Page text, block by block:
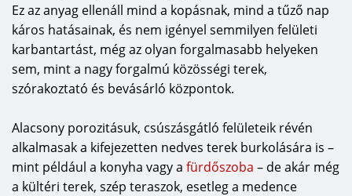
Ez az anyag ellenáll mind a kopásnak, mind a tűző nap
káros hatásainak, és nem igényel semmilyen felületi
karbantartást, még az olyan forgalmasabb helyeken
sem, mint a nagy forgalmú közösségi terek,
szórakoztató és bevásárló központok.
Alacsony porozitásuk, csúszásgátló felületeik révén
alkalmasak a kifejezetten nedves terek burkolására is –
mint például a konyha vagy a fürdőszoba – de akár még
a kültéri terek, szép teraszok, esetleg a medence